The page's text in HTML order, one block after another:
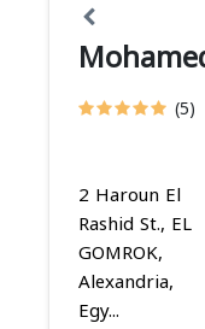
(5)
2 Haroun El
Rashid St., EL
GOMROK,
Alexandria,
Egy...